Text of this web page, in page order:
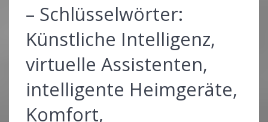
– Schlüsselwörter:
Künstliche Intelligenz,
virtuelle Assistenten,
intelligente Heimgeräte,
Komfort,